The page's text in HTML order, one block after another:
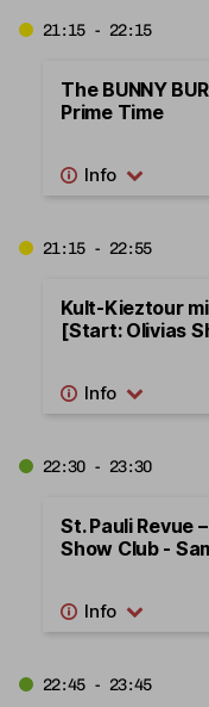
21:15 - 22:15
The BUNNY
Prime Time
21:15 - 22:55
Kult-Kieztour
[Start: Olivias
22:30 - 23:30
St. Pauli Revue
Show Club -
22:45 - 23:45